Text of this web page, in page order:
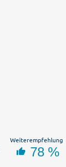
Weiterempfehlung
78 %